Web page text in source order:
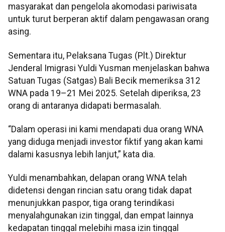
masyarakat dan pengelola akomodasi pariwisata
untuk turut berperan aktif dalam pengawasan orang
asing.
Sementara itu, Pelaksana Tugas (Plt.) Direktur
Jenderal Imigrasi Yuldi Yusman menjelaskan bahwa
Satuan Tugas (Satgas) Bali Becik memeriksa 312
WNA pada 19–21 Mei 2025. Setelah diperiksa, 23
orang di antaranya didapati bermasalah.
“Dalam operasi ini kami mendapati dua orang WNA
yang diduga menjadi investor fiktif yang akan kami
dalami kasusnya lebih lanjut,” kata dia.
Yuldi menambahkan, delapan orang WNA telah
didetensi dengan rincian satu orang tidak dapat
menunjukkan paspor, tiga orang terindikasi
menyalahgunakan izin tinggal, dan empat lainnya
kedapatan tinggal melebihi masa izin tinggal